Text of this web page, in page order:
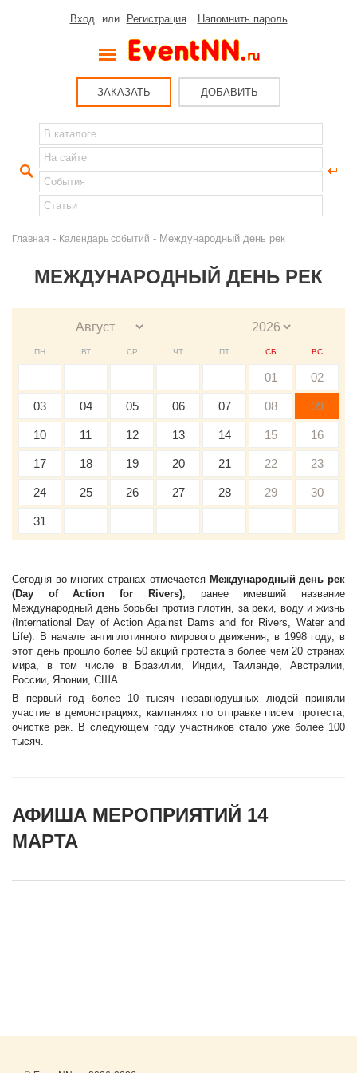
Вход или Регистрация Напомнить пароль
ЗАКАЗАТЬ ДОБАВИТЬ
Главная - Календарь событий - Международный день рек
МЕЖДУНАРОДНЫЙ ДЕНЬ РЕК
ПН ВТ СР ЧТ ПТ СБ ВС
01 02
03 04 05 06 07 08 09
10 11 12 13 14 15 16
17 18 19 20 21 22 23
24 25 26 27 28 29 30
31
Сегодня во многих странах отмечается Международный день рек
(Day of Action for Rivers), ранее имевший название
Международный день борьбы против плотин, за реки, воду и жизнь
(International Day of Action Against Dams and for Rivers, Water and
Life). В начале антиплотинного мирового движения, в 1998 году, в
этот день прошло более 50 акций протеста в более чем 20 странах
мира, в том числе в Бразилии, Индии, Таиланде, Австралии,
России, Японии, США.
В первый год более 10 тысяч неравнодушных людей приняли
участие в демонстрациях, кампаниях по отправке писем протеста,
очистке рек. В следующем году участников стало уже более 100
тысяч.
АФИША МЕРОПРИЯТИЙ 14
МАРТА